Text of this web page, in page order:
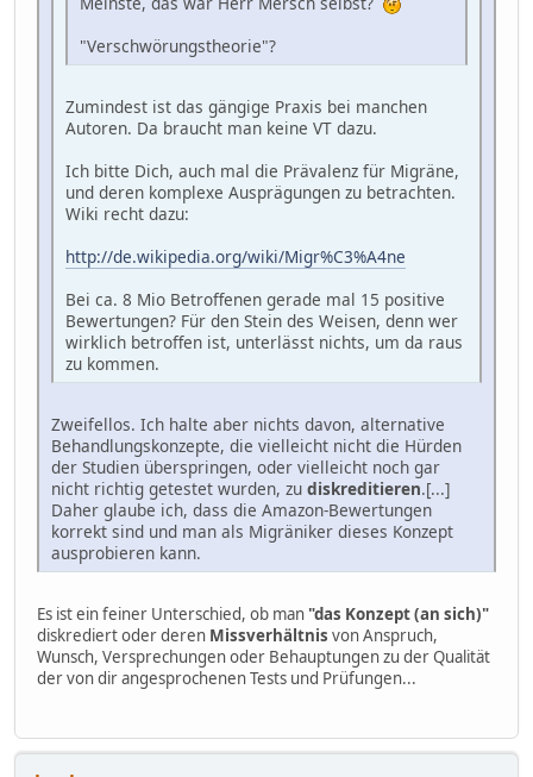
"Verschwörungstheorie"?
Zumindest ist das gängige Praxis bei manchen
Autoren. Da braucht man keine VT dazu.
Ich bitte Dich, auch mal die Prävalenz für Migräne,
und deren komplexe Ausprägungen zu betrachten.
Wiki recht dazu:
http://de.wikipedia.org/wiki/Migr%C3%A4ne
Bei ca. 8 Mio Betroffenen gerade mal 15 positive
Bewertungen? Für den Stein des Weisen, denn wer
wirklich betroffen ist, unterlässt nichts, um da raus
zu kommen.
Zweifellos. Ich halte aber nichts davon, alternative
Behandlungskonzepte, die vielleicht nicht die Hürden
der Studien überspringen, oder vielleicht noch gar
nicht richtig getestet wurden, zu diskreditieren.[...]
Daher glaube ich, dass die Amazon-Bewertungen
korrekt sind und man als Migräniker dieses Konzept
ausprobieren kann.
Es ist ein feiner Unterschied, ob man "das Konzept (an sich)"
diskrediert oder deren Missverhältnis von Anspruch,
Wunsch, Versprechungen oder Behauptungen zu der Qualität
der von dir angesprochenen Tests und Prüfungen...